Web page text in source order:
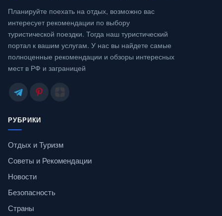
Планируйте поехать на отдых, возможно вас
интересует рекомендации по выбору
туристической поездки. Тогда наш туристический
портал к вашим услугам. У нас вы найдете самые
полноценные рекомендации и обзоры интересных
мест в РФ и заграницей
РУБРИКИ
Отдых и Туризм
Советы и Рекомендации
Новости
Безопасность
Страны